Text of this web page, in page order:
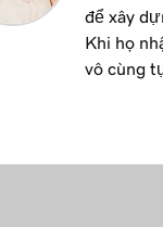
để xây
Khi họ
vô cùng